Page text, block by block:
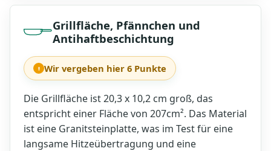
Grillfläche, Pfännchen und
Antihaftbeschichtung
Wir vergeben hier 6 Punkte
Die Grillfläche ist 20,3 x 10,2 cm groß, das
entspricht einer Fläche von 207cm². Das Material
ist eine Granitsteinplatte, was im Test für eine
langsame Hitzeübertragung und eine